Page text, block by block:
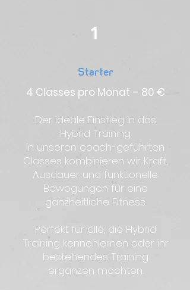
1
Starter
4 Classes pro Monat – 80 €
Der ideale Einstieg in das
Hybrid Training.
In unseren coach-geführten
Classes kombinieren wir Kraft,
Ausdauer und funktionelle
Bewegungen für eine
ganzheitliche Fitness.
Perfekt für alle, die Hybrid
Training kennenlernen oder ihr
bestehendes Training
ergänzen möchten.